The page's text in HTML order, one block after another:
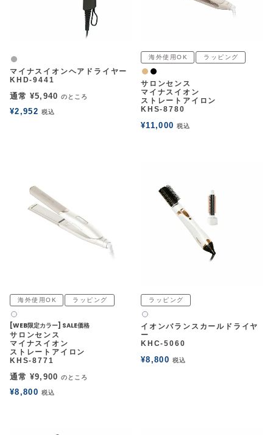
グレー
マイナスイオンヘアドライヤー
KHD-9441
通常 ¥5,940 のところ
¥2,952 税込
海外使用OK ラッピング
ナチュラル
黒
サロンセンス
マイナスイオン
ストレートアイロン
KHS-8780
¥11,000 税込
海外使用OK ラッピング
白2
[WEB限定カラー] SALE価格
サロンセンス
マイナスイオン
ストレートアイロン
KHS-8771
通常 ¥9,900 のところ
¥8,800 税込
ラッピング
白2
イオンバランスカールドライヤ
ー
KHC-5060
¥8,800 税込